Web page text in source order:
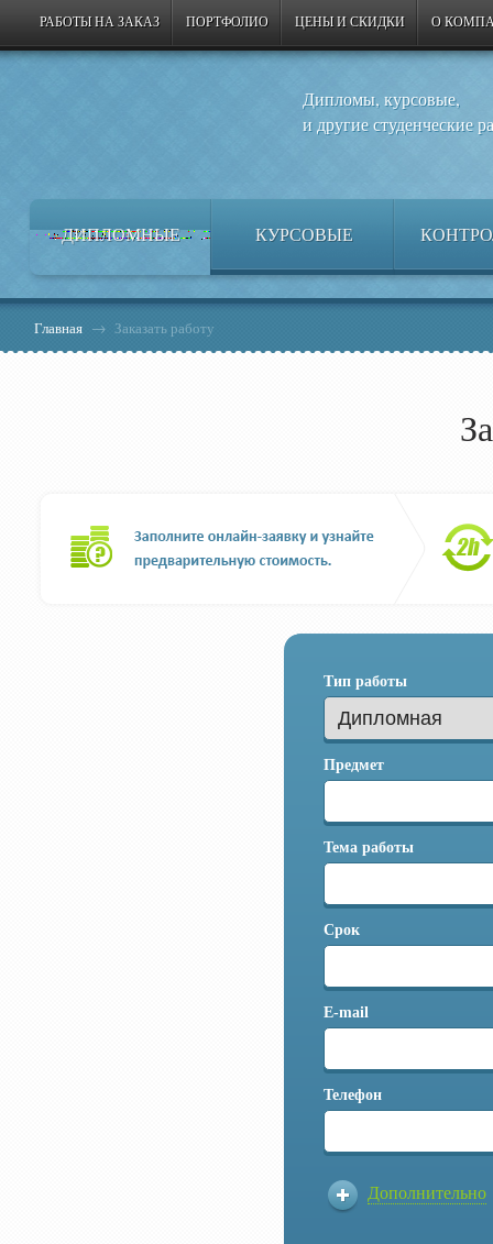
РАБОТЫ НА ЗАКАЗ ПОРТФОЛИО ЦЕНЫ И СКИДКИ О
Дипломы, курсовые,
и другие студенческие
ДИПЛОМНЫЕ КУРСОВЫЕ
Главная → Заказать работу
Тип работы
Предмет
Тема работы
Срок
E-mail
Телефон
Дополнительно